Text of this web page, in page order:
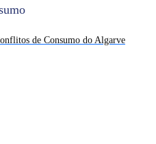
de Consumo do Algarve